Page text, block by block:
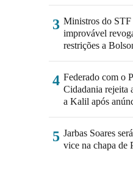
3 Ministros do STF
improvável
restrições a
4 Federado com o
Cidadania rejeita
a Kalil após
5 Jarbas Soares
vice na chapa de